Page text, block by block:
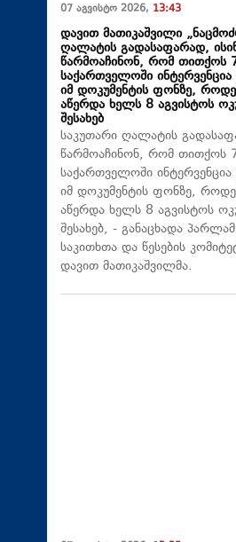
07 აგვისტო 2026, 13:43
დავით მათიკაშვილი
ღალატის გადასაფარად,
წარმოაჩინონ, რომ თითქოს
საქართველოში
იმ დოკუმენტის ფონზე,
აწერდა ხელს 8 აგვისტოს
შესახებ
საკუთარი ღალატის
წარმოაჩინონ, რომ თითქოს
საქართველოში
იმ დოკუმენტის ფონზე,
აწერდა ხელს 8 აგვისტოს
შესახებ, - განაცხადა
საკითხთა და წესების
დავით მათიკაშვილმა.